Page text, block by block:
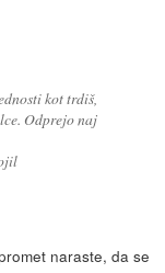
kot trdiš,
Odprejo naj
naraste, da se